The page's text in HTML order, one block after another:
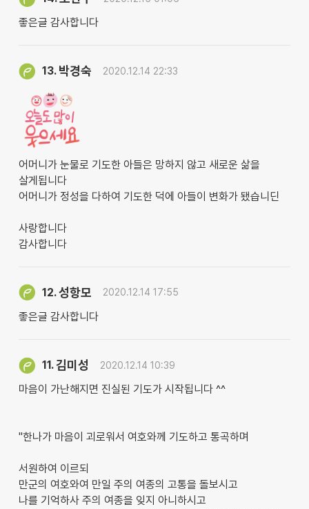
좋은글 감사합니다
13. 박경숙 2020.12.14 22:33
어머니가 눈물로 기도한 아들은 망하지 않고 새로운 삶을
살게됩니다
어머니가 정성을 다하여 기도한 덕에 아들이 변화가 됐습니딘
사랑합니다
감사합니다
12.성항모 2020.12.14 17:55
좋은글 감사합니다
11.김미성 2020.12.14 10:39
마음이 가난해지면 진실된 기도가 시작됩니다 ^^
"한나가 마음이 괴로워서 여호와께 기도하고 통곡하며
서원하여 이르되
만군의 여호와여 만일 주의 여종의 고통을 돌보시고
나를 기억하사 주의 여종을 잊지 아니하시고